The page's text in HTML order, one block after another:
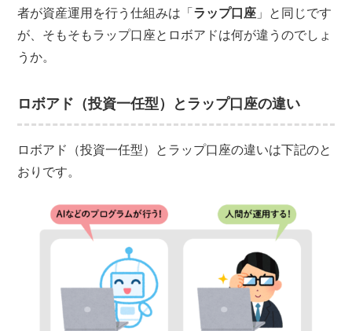
者が資産運用を行う仕組みは「ラップ口座 」と同じです
が、そもそもラップ口座とロボアドは何が違うのでしょ
うか。
ロボアド（投資一任型）とラップ口座の違い
ロボアド（投資一任型）とラップ口座の違いは下記のと
おりです。